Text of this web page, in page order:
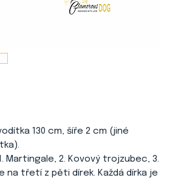
130 cm, šíře 2 cm (jiné
Martingale, 2. Kovový trojzubec, 3.
na třetí z pěti dírek. Každá dírka je